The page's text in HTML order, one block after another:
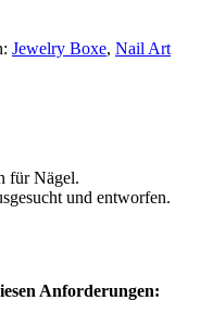
Jewelry Boxe, Nail Art
für Nägel.
und entworfen.
Anforderungen: